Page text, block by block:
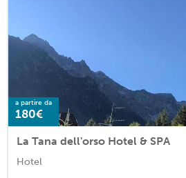
a partire da
180€
La Tana dell'orso Hotel & SPA
Hotel